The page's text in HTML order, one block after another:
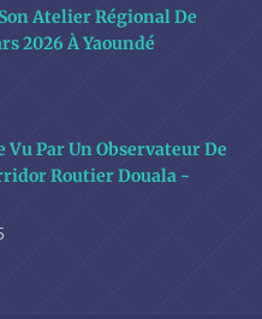
Atelier Régional De
2026 À Yaoundé
Vu Par Un Observateur De
Routier Douala -